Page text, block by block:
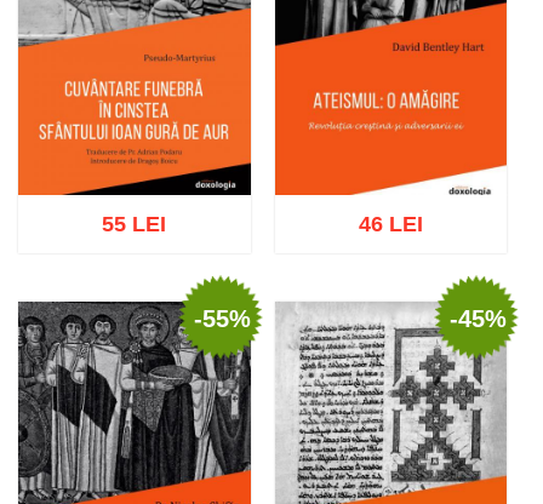
Adaugă în coș Wishlist
55 LEI
Adaugă în coș Wishlist
46 LEI
-55% -45%